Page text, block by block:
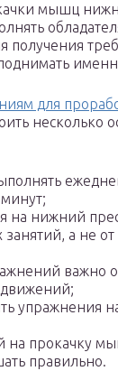
мышц
получения
для
несколько
на нижний
а не от
важно
движений;
упражнения
на прокачку
правильно.